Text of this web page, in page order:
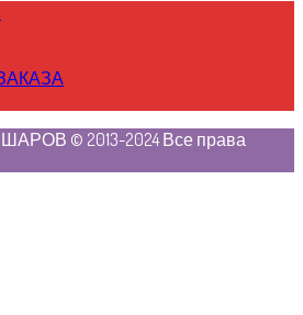
© 2013-2024 Все права